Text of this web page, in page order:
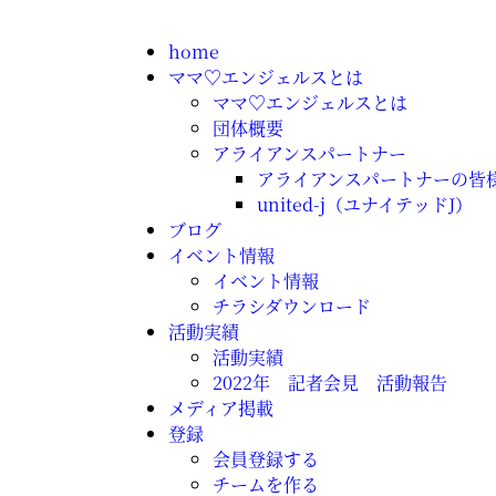
home
ママ♡エンジェルスとは
ママ♡エンジェルスとは
団体概要
アライアンスパートナー
アライアンスパートナーの皆
united-j（ユナイテッドJ）
ブログ
イベント情報
イベント情報
チラシダウンロード
活動実績
活動実績
2022年 記者会見 活動報告
メディア掲載
登録
会員登録する
チームを作る